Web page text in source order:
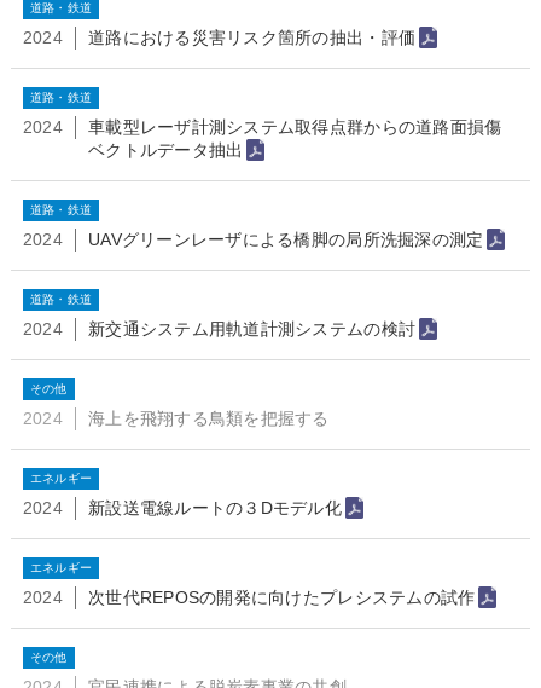
道路・鉄道
2024 道路における災害リスク箇所の抽出・評価
道路・鉄道
2024
車載型レーザ計測システム取得点群からの道路面損傷
ベクトルデータ抽出
道路・鉄道
2024 UAVグリーンレーザによる橋脚の局所洗掘深の測定
道路・鉄道
2024 新交通システム用軌道計測システムの検討
その他
2024 海上を飛翔する鳥類を把握する
エネルギー
2024 新設送電線ルートの３Dモデル化
エネルギー
2024 次世代REPOSの開発に向けたプレシステムの試作
その他